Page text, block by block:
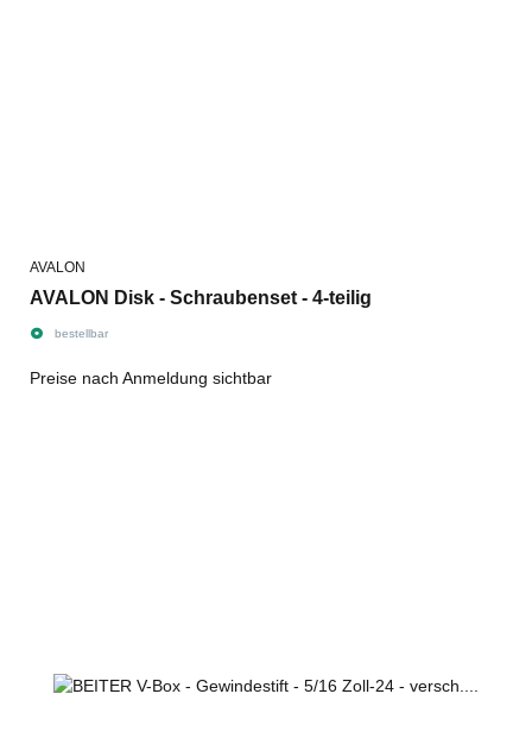
AVALON
AVALON Disk - Schraubenset - 4-teilig
bestellbar
Preise nach Anmeldung sichtbar